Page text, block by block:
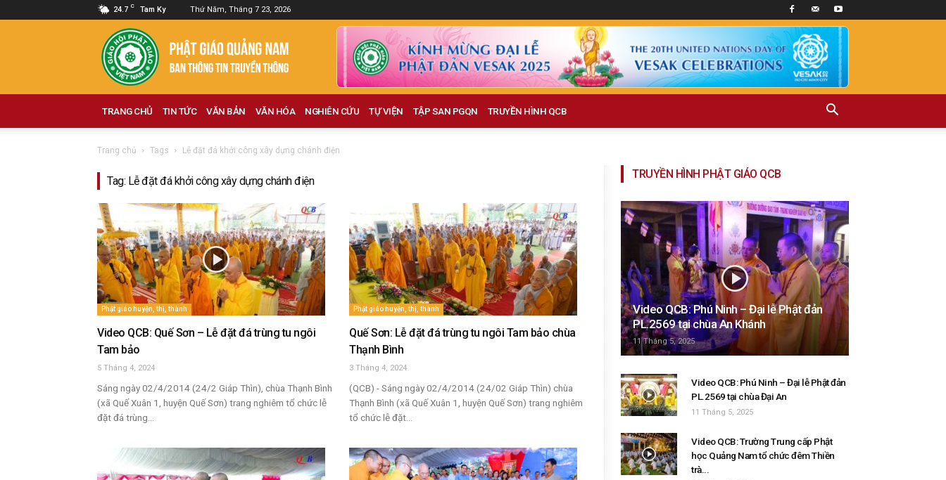
24.7 C Tam Ky Thứ Năm, Tháng 7 23, 2026
Phật
giáo
Quảng
Nam
TRANG CHỦ TIN TỨC VĂN BẢN VĂN HÓA NGHIÊN CỨU TỰ VIỆN TẬP SAN PGQN TRUYỀN HÌNH QCB
Trang chủ Tags Lễ đặt đá khởi công xây dựng chánh điện
Tag: Lễ đặt đá khởi công xây dựng chánh điện
Phật giáo huyện, thị, thành
Video QCB: Quế Sơn – Lễ đặt đá trùng tu ngôi
Tam bảo
5 Tháng 4, 2024
Sáng ngày 02/4/2014 (24/2 Giáp Thìn), chùa Thạnh Bình
(xã Quế Xuân 1, huyện Quế Sơn) trang nghiêm tổ chức lễ
đặt đá trùng...
Phật giáo huyện, thị, thành
Quế Sơn: Lễ đặt đá trùng tu ngôi Tam bảo chùa
Thạnh Bình
3 Tháng 4, 2024
(QCB) - Sáng ngày 02/4/2014 (24/02 Giáp Thìn) chùa
Thạnh Bình (xã Quế Xuân 1, huyện Quế Sơn) trang nghiêm
tổ chức lễ đặt...
TRUYỀN HÌNH PHẬT GIÁO QCB
Video QCB: Phú Ninh – Đại lễ Phật đản
PL.2569 tại chùa An Khánh
11 Tháng 5, 2025
Video QCB: Phú Ninh – Đại lễ Phật đản
PL.2569 tại chùa Đại An
11 Tháng 5, 2025
Video QCB: Trường Trung cấp Phật
học Quảng Nam tổ chức đêm Thiền
trà...